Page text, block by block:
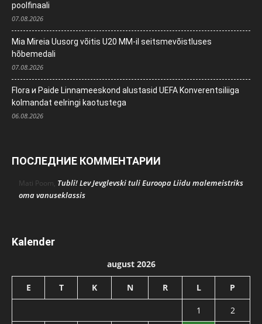
poolfinaali
07.08.2026
Mia Mireia Uusorg võitis U20 MM-il seitsmevõistluses
hõbemedali
07.08.2026
Flora и Paide Linnameeskond alustasid UEFA Konverentsiliiga
kolmandat eelringi kaotustega
06.08.2026
ПОСЛЕДНИЕ КОММЕНТАРИИ
Mati Poom, Tubli! Lev Jevglevski tuli Euroopa Liidu malemeistriks
oma vanuseklassis
Kalender
august 2026
E T K N R L P
1
2